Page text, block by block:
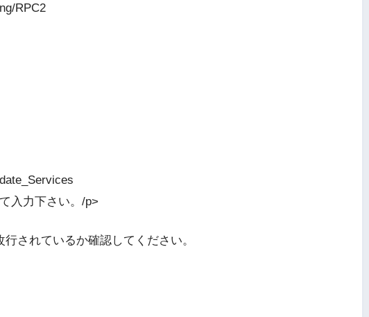
RPC2
入力下さい。/p>
されているか確認してください。